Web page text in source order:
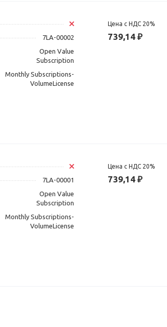
7LA-00002
Open Value
Subscription
Monthly Subscriptions-
VolumeLicense
Цена с НДС 20%
739,14 ₽
7LA-00001
Open Value
Subscription
Monthly Subscriptions-
VolumeLicense
Цена с НДС 20%
739,14 ₽